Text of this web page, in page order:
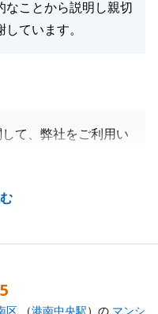
なことから説明し親切
ています。
て、弊社をご利用い
しかったことを覚えて
ではございません。
いたします。
5
区 （港南中央駅）の マンシ